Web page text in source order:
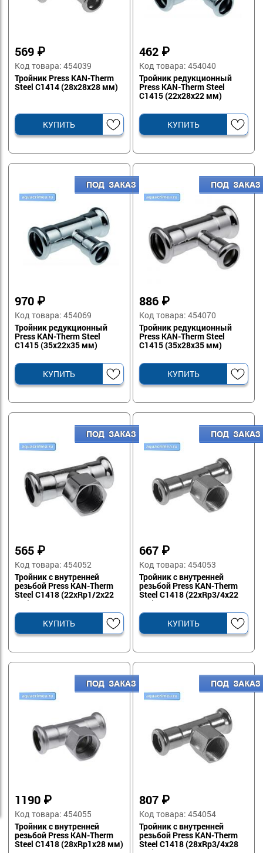
569 ₽
Код товара: 454039
Тройник Press KAN-Therm
Steel C1414 (28x28х28 мм)
КУПИТЬ
462 ₽
Код товара: 454040
Тройник редукционный
Press KAN-Therm Steel
C1415 (22x28х22 мм)
КУПИТЬ
970 ₽
Код товара: 454069
Тройник редукционный
Press KAN-Therm Steel
C1415 (35x22х35 мм)
КУПИТЬ
886 ₽
Код товара: 454070
Тройник редукционный
Press KAN-Therm Steel
C1415 (35x28х35 мм)
КУПИТЬ
565 ₽
Код товара: 454052
Тройник с внутренней
резьбой Press KAN-Therm
Steel C1418 (22xRp1/2х22
мм)
КУПИТЬ
667 ₽
Код товара: 454053
Тройник с внутренней
резьбой Press KAN-Therm
Steel C1418 (22xRp3/4x22
мм)
КУПИТЬ
1190 ₽
Код товара: 454055
Тройник с внутренней
резьбой Press KAN-Therm
Steel C1418 (28xRp1x28 мм)
807 ₽
Код товара: 454054
Тройник с внутренней
резьбой Press KAN-Therm
Steel C1418 (28xRp3/4x28